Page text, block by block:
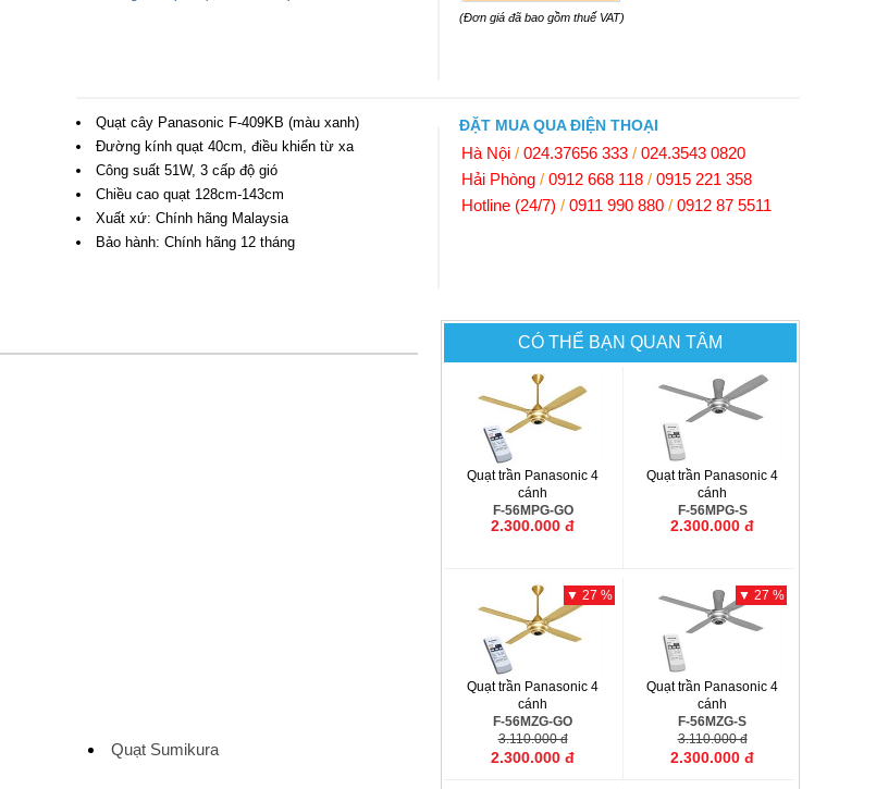
(Đơn giá đã bao gồm thuế VAT)
Quạt cây Panasonic F-409KB (màu xanh)
Đường kính quạt 40cm, điều khiển từ xa
Công suất 51W, 3 cấp độ gió
Chiều cao quạt 128cm-143cm
Xuất xứ: Chính hãng Malaysia
Bảo hành: Chính hãng 12 tháng
ĐẶT MUA QUA ĐIỆN THOẠI
Hà Nội / 024.37656 333 / 024.3543 0820
Hải Phòng / 0912 668 118 / 0915 221 358
Hotline (24/7) / 0911 990 880 / 0912 87 5511
Quạt Sumikura
CÓ THỂ BẠN QUAN TÂM
Quạt trần Panasonic 4
cánh
F-56MPG-GO
2.300.000 đ
Quạt trần Panasonic 4
cánh
F-56MPG-S
2.300.000 đ
▼ 27 %
Quạt trần Panasonic 4
cánh
F-56MZG-GO
3.110.000 đ
2.300.000 đ
▼ 27 %
Quạt trần Panasonic 4
cánh
F-56MZG-S
3.110.000 đ
2.300.000 đ